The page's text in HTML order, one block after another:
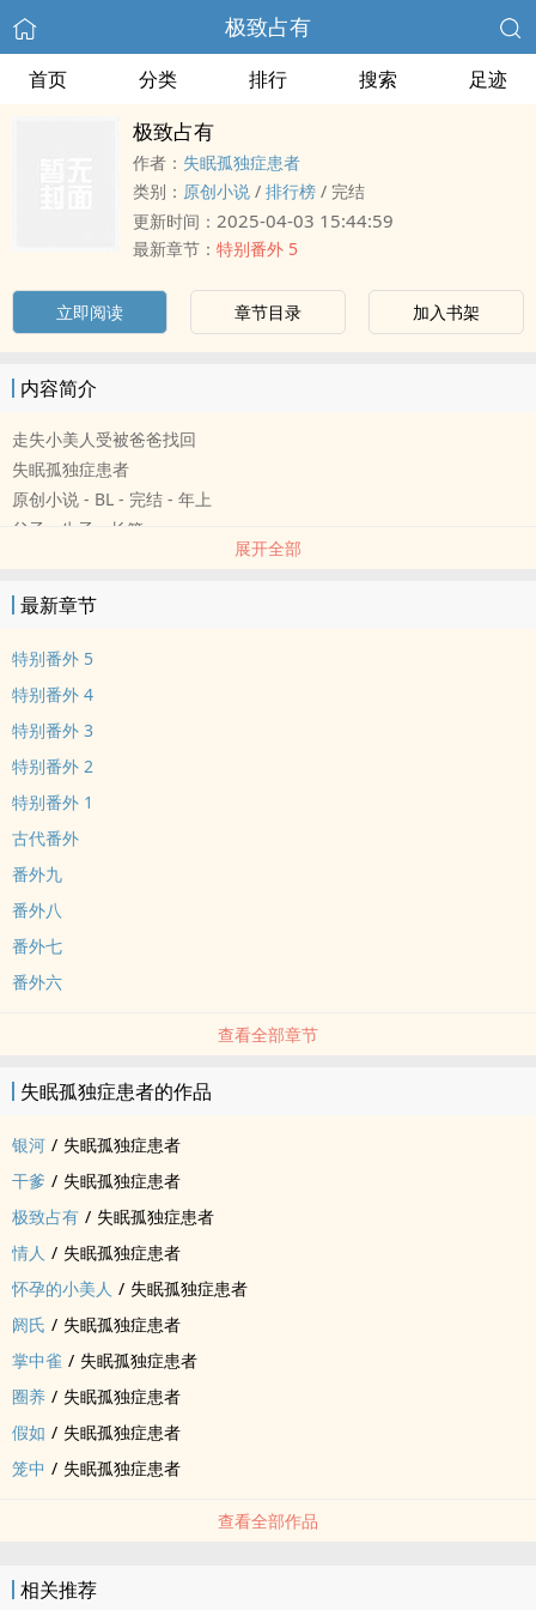
极致占有
首页 分类 排行 搜索 足迹
极致占有
作者： 失眠孤独症患者
类别： 原创小说 / 排行榜 / 完结
更新时间： 2025-04-03 15:44:59
最新章节： 特别番外 5
立即阅读 章节目录 加入书架
内容简介
走失小‌‎美‎‎人‎‍‌受‎被爸爸找回
失眠孤独症患者
原创小说 - BL - 完结 - 年上
父子 - 生子 - 长篇
正。
攻很变态，不择手段！！！！
严重强调：请勿将文中情节、三观代入现实！若感觉不适立刻离开！
情节内容纯属虚构！
请不要传播电子文档，谢谢大家
展开全部
最新章节
特别番外 5
特别番外 4
特别番外 3
特别番外 2
特别番外 1
古代番外
番外九
番外八
番外七
番外六
查看全部章节
失眠孤独症患者的作品
银河 / 失眠孤独症患者
干爹 / 失眠孤独症患者
极致占有 / 失眠孤独症患者
情人 / 失眠孤独症患者
怀孕的小‌美‎‍人‌ / 失眠孤独症患者
阏氏 / 失眠孤独症患者
掌中雀 / 失眠孤独症患者
圈养 / 失眠孤独症患者
假如 / 失眠孤独症患者
笼中 / 失眠孤独症患者
查看全部作品
相关推荐